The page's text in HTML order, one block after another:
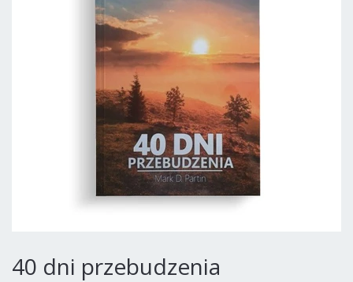
40 dni przebudzenia